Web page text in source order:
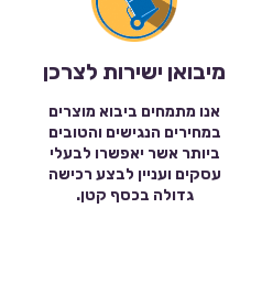
מיבואן ישירות לצרכן
אנו מתמחים ביבוא מוצרים
במחירים הנגישים והטובים
ביותר אשר יאפשרו לבעלי
עסקים ועניין לבצע רכישה
גדולה בכסף קטן.